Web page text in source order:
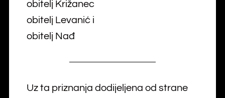
obitelj Križanec
obitelj Levanić i
obitelj Nađ
Uz ta priznanja dodijeljena od strane